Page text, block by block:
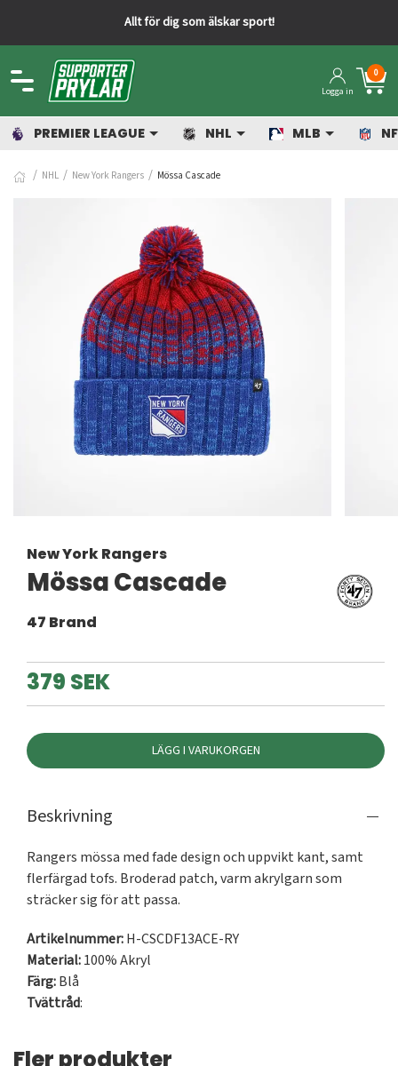
Logga in
0
PREMIER LEAGUE NHL MLB
NHL New York Rangers Mössa Cascade
New York Rangers
Mössa Cascade
47 Brand
379 SEK
LÄGG I VARUKORGEN
Beskrivning
Rangers mössa med fade design och uppvikt kant, samt
flerfärgad tofs. Broderad patch, varm akrylgarn som
sträcker sig för att passa.
Artikelnummer:H-CSCDF13ACE-RY
Material:100% Akryl
Färg:Blå
Tvättråd:
Fler produkter